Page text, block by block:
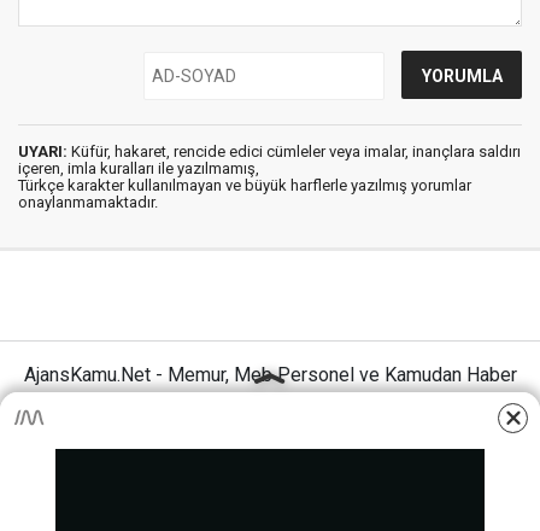
UYARI: Küfür, hakaret, rencide edici cümleler veya imalar, inançlara saldırı
içeren, imla kuralları ile yazılmamış,
Türkçe karakter kullanılmayan ve büyük harflerle yazılmış yorumlar
onaylanmamaktadır.
AjansKamu.Net - Memur, Meb Personel ve Kamudan Haber